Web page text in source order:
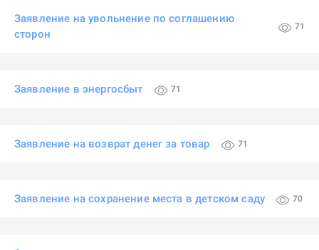
Заявление на увольнение по соглашению
сторон
71
Заявление в энергосбыт 71
Заявление на возврат денег за товар 71
Заявление на сохранение места в детском саду 70